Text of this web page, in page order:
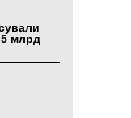
млрд